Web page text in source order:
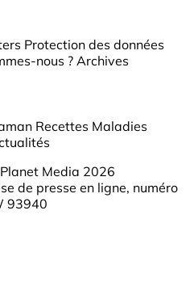
Protection des données
nous ? Archives
Recettes Maladies
Media 2026
de presse en ligne, numéro
93940